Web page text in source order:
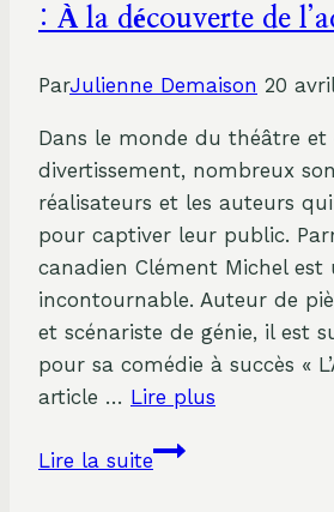
team
réussi
Théâtre
des
Chartrons
à
Bordeaux
: À la découverte de
ParJulienne Demaison 20
Dans le monde du théâtre et
divertissement, nombreux
réalisateurs et les auteurs
pour captiver leur public.
canadien Clément Michel
incontournable. Auteur de
et scénariste de génie, il est
pour sa comédie à succès «
article … Lire plus
Lire la suiteZoom